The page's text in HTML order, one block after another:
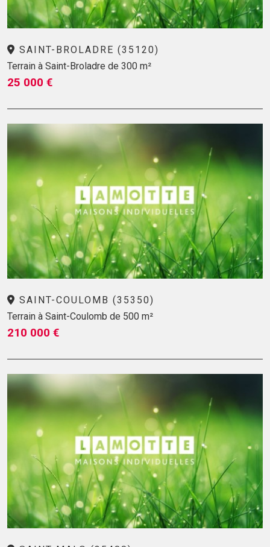
SAINT-BROLADRE (35120)
Terrain à Saint-Broladre de 300 m²
25 000 €
SAINT-COULOMB (35350)
Terrain à Saint-Coulomb de 500 m²
210 000 €